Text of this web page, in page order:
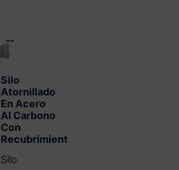
Silo
Atornillado
En Acero
Al Carbono
Con
Recubrimiento
Silo